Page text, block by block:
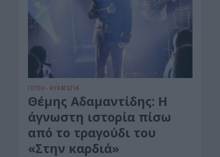
ΓΕΎΣΗ - ΨΥΧΑΓΩΓΊΑ
Θέμης Αδαμαντίδης: Η
άγνωστη ιστορία πίσω
από το τραγούδι του
«Στην καρδιά»